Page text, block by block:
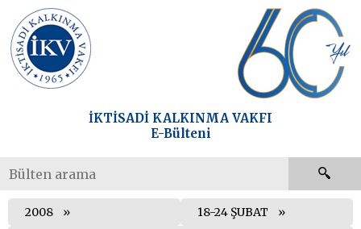
İKTİSADİ KALKINMA VAKFI
E-Bülteni
2008
18-24 ŞUBAT